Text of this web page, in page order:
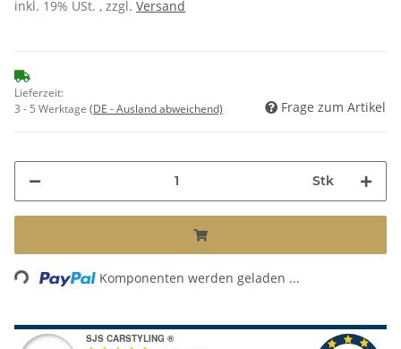
inkl. 19% USt. , zzgl. Versand
Lieferzeit:
3 - 5 Werktage (DE - Ausland abweichend) Frage zum Artikel
Stk
Loading... Komponenten werden geladen ...